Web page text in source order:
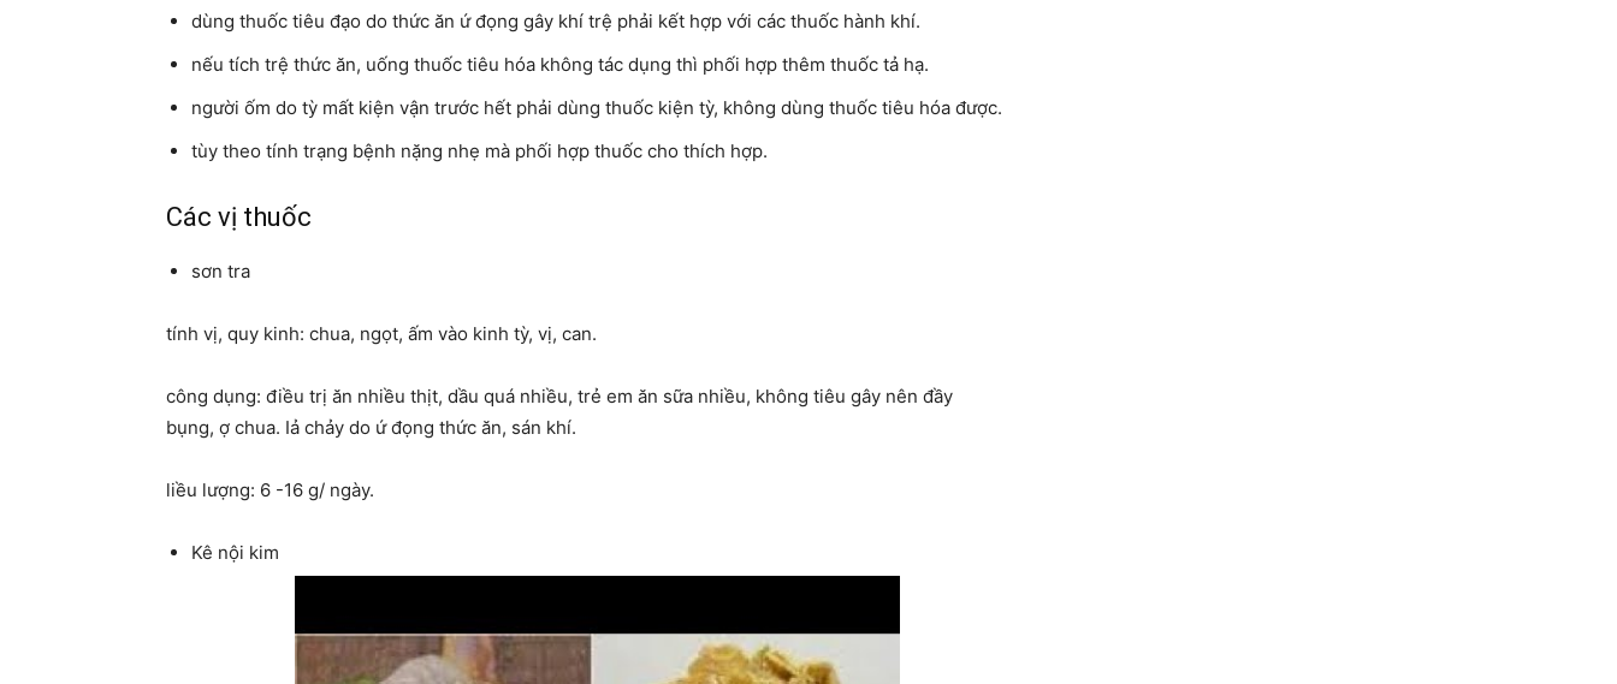
dùng thuốc tiêu đạo do thức ăn ứ đọng gây khí trệ phải kết hợp với các thuốc hành khí.
nếu tích trệ thức ăn, uống thuốc tiêu hóa không tác dụng thì phối hợp thêm thuốc tả hạ.
người ốm do tỳ mất kiện vận trước hết phải dùng thuốc kiện tỳ, không dùng thuốc tiêu hóa được.
tùy theo tính trạng bệnh nặng nhẹ mà phối hợp thuốc cho thích hợp.
Các vị thuốc
sơn tra
tính vị, quy kinh: chua, ngọt, ấm vào kinh tỳ, vị, can.
công dụng: điều trị ăn nhiều thịt, dầu quá nhiều, trẻ em ăn sữa nhiều, không tiêu gây nên đầy
bụng, ợ chua. Iả chảy do ứ đọng thức ăn, sán khí.
liều lượng: 6 -16 g/ ngày.
Kê nội kim